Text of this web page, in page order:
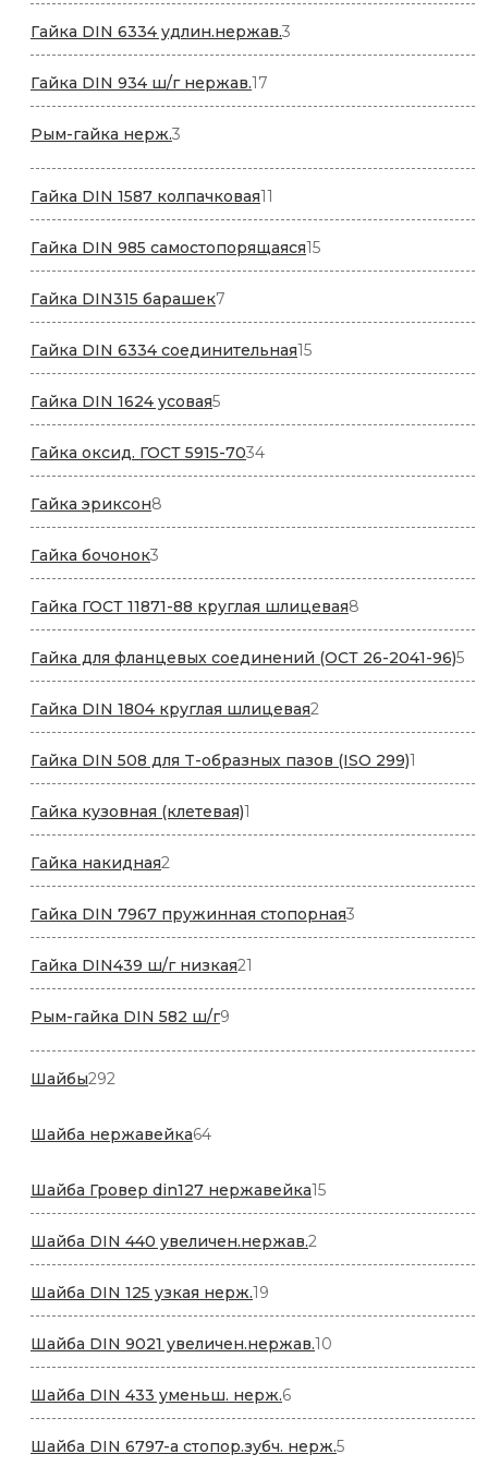
Гайка DIN 6334 удлин.нержав.3
товара
Гайка DIN 934 ш/г нержав.17
товаров
Рым-гайка нерж.3
Гайка DIN 1587 колпачковая11
товаров
Гайка DIN 985 самостопорящаяся1515
товаров
Гайка DIN315 барашек7
товаров
Гайка DIN 6334 соединительная1515
товаров
Гайка DIN 1624 усовая55
товаров
Гайка оксид. ГОСТ 5915-703434
товара
Гайка эриксон8
товаров
Гайка бочонок3
товара
Гайка ГОСТ 11871-88 круглая шлицевая8
товаров
Гайка для фланцевых соединений (ОСТ 26-2041-96)55
Гайка DIN 1804 круглая шлицевая2
товара
Гайка DIN 508 для T-образных пазов (ISO 299)1
товар
Гайка кузовная (клетевая)1
товар
Гайка накидная2
товара
Гайка DIN 7967 пружинная стопорная3
товара
Гайка DIN439 ш/г низкая21
товар
Рым-гайка DIN 582 ш/г9
Шайбы292
Шайба нержавейка6464
Шайба Гровер din127 нержавейка1515
товаров
Шайба DIN 440 увеличен.нержав.2
товара
Шайба DIN 125 узкая нерж.19
товаров
Шайба DIN 9021 увеличен.нержав.10
товаров
Шайба DIN 433 уменьш. нерж.66
товаров
Шайба DIN 6797-a стопор.зубч. нерж.55